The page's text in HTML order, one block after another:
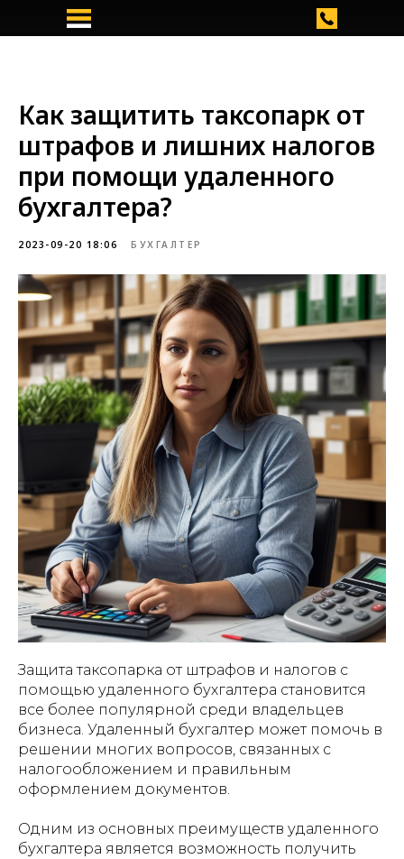
Как защитить таксопарк от
штрафов и лишних налогов
при помощи удаленного
бухгалтера?
2023-09-20 18:06 БУХГАЛТЕР
Защита таксопарка от штрафов и налогов с
помощью удаленного бухгалтера становится
все более популярной среди владельцев
бизнеса. Удаленный бухгалтер может помочь в
решении многих вопросов, связанных с
налогообложением и правильным
оформлением документов.
Одним из основных преимуществ удаленного
бухгалтера является возможность получить